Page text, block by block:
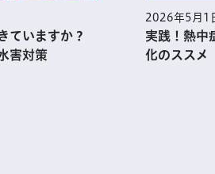
践！熱中症予防に役⽴つ暑熱順
のススメ